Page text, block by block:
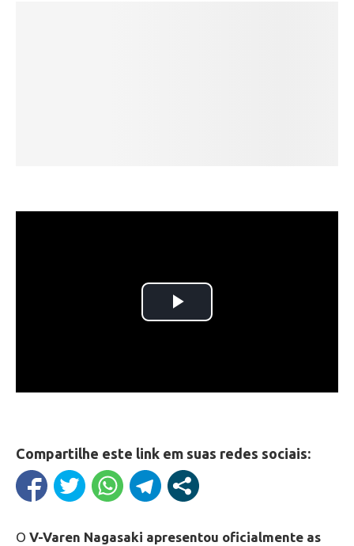
Compartilhe este link em suas redes sociais:
O V-Varen Nagasaki apresentou oficialmente as